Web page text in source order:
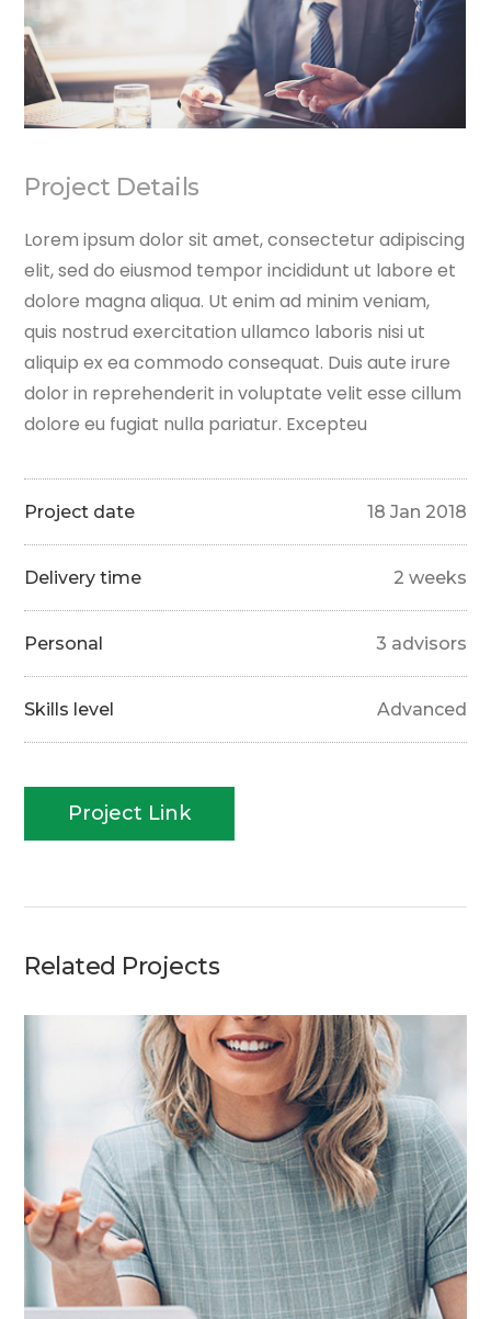
Project Details
Lorem ipsum dolor sit amet, consectetur adipiscing
elit, sed do eiusmod tempor incididunt ut labore et
dolore magna aliqua. Ut enim ad minim veniam,
quis nostrud exercitation ullamco laboris nisi ut
aliquip ex ea commodo consequat. Duis aute irure
dolor in reprehenderit in voluptate velit esse cillum
dolore eu fugiat nulla pariatur. Excepteu
Project date 18 Jan 2018
Delivery time 2 weeks
Personal 3 advisors
Skills level Advanced
Project Link
Related Projects